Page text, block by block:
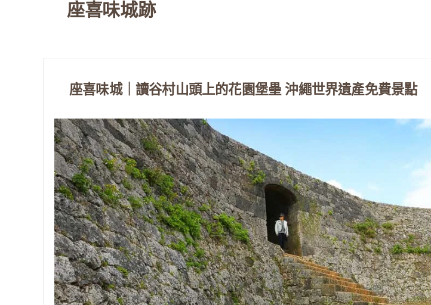
座喜味城跡
座喜味城｜讀谷村山頭上的花園堡壘 沖繩世界遺產免費景點